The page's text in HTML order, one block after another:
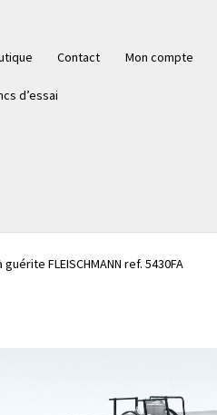
Contact Mon compte
d’essai
FLEISCHMANN ref. 5430FA